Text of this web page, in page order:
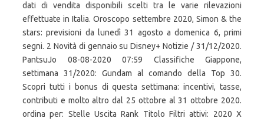
dati di vendita disponibili scelti tra le varie rilevazioni
effettuate in Italia. Oroscopo settembre 2020, Simon & the
stars: previsioni da lunedì 31 agosto a domenica 6, primi
segni. 2 Novità di gennaio su Disney+ Notizie / 31/12/2020.
PantsuJo 08-08-2020 07:59 Classifiche Giappone,
settimana 31/2020: Gundam al comando della Top 30.
Scopri tutti i bonus di questa settimana: incentivi, tasse,
contributi e molto altro dal 25 ottobre al 31 ottobre 2020.
ordina per: Stelle Uscita Rank Titolo Filtri attivi: 2020 X